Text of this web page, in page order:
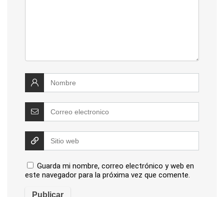
Guarda mi nombre, correo electrónico y web en
este navegador para la próxima vez que comente.